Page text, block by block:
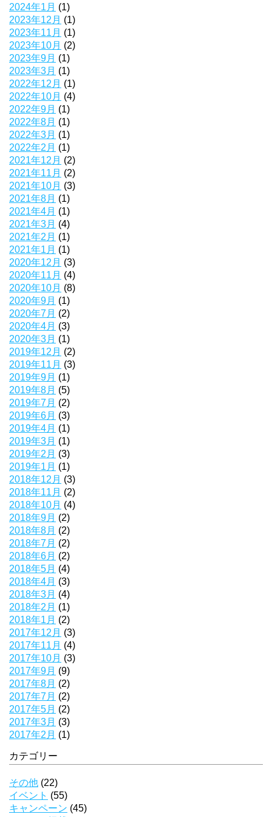
2024年1月 (1)
2023年12月 (1)
2023年11月 (1)
2023年10月 (2)
2023年9月 (1)
2023年3月 (1)
2022年12月 (1)
2022年10月 (4)
2022年9月 (1)
2022年8月 (1)
2022年3月 (1)
2022年2月 (1)
2021年12月 (2)
2021年11月 (2)
2021年10月 (3)
2021年8月 (1)
2021年4月 (1)
2021年3月 (4)
2021年2月 (1)
2021年1月 (1)
2020年12月 (3)
2020年11月 (4)
2020年10月 (8)
2020年9月 (1)
2020年7月 (2)
2020年4月 (3)
2020年3月 (1)
2019年12月 (2)
2019年11月 (3)
2019年9月 (1)
2019年8月 (5)
2019年7月 (2)
2019年6月 (3)
2019年4月 (1)
2019年3月 (1)
2019年2月 (3)
2019年1月 (1)
2018年12月 (3)
2018年11月 (2)
2018年10月 (4)
2018年9月 (2)
2018年8月 (2)
2018年7月 (2)
2018年6月 (2)
2018年5月 (4)
2018年4月 (3)
2018年3月 (4)
2018年2月 (1)
2018年1月 (2)
2017年12月 (3)
2017年11月 (4)
2017年10月 (3)
2017年9月 (9)
2017年8月 (2)
2017年7月 (2)
2017年5月 (2)
2017年3月 (3)
2017年2月 (1)
カテゴリー
その他 (22)
イベント (55)
キャンペーン (45)